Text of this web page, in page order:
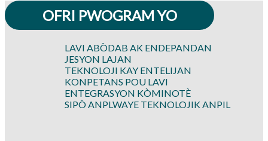
OFRI PWOGRAM YO
LAVI ABÒDAB AK ENDEPANDAN
JESYON LAJAN
TEKNOLOJI KAY ENTELIJAN
KONPETANS POU LAVI
ENTEGRASYON KÒMINOTÈ
SIPÒ ANPLWAYE TEKNOLOJIK ANPIL